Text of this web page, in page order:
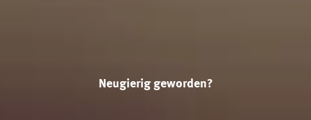
Neugierig geworden?